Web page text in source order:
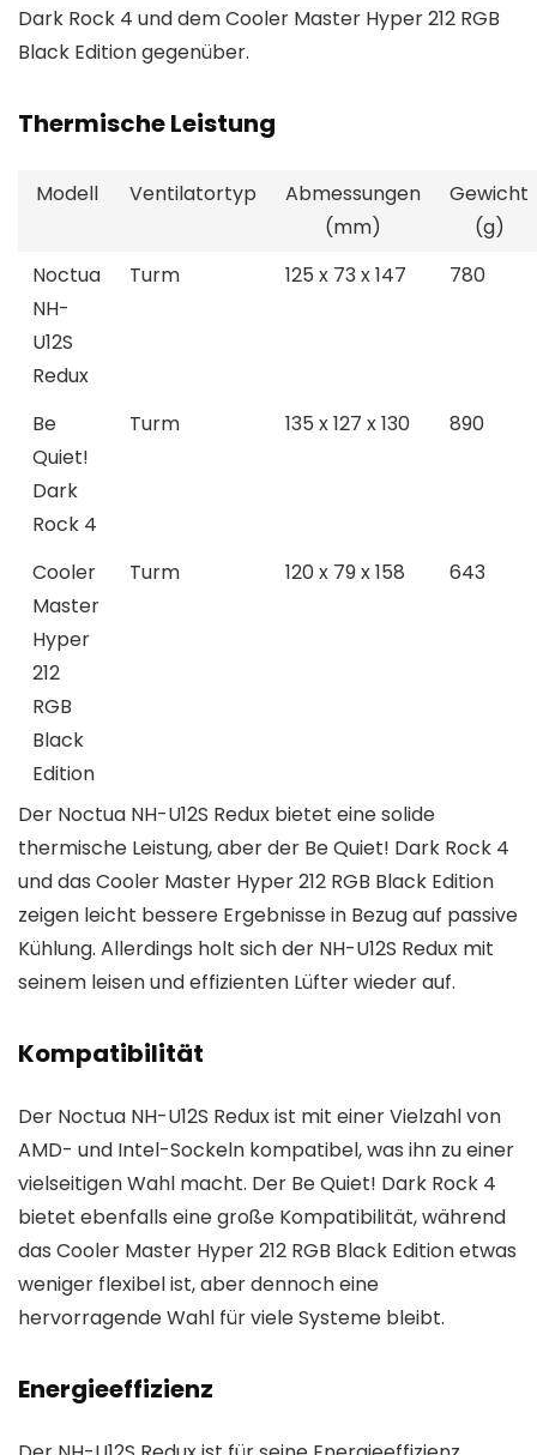
Dark Rock 4 und dem Cooler Master Hyper 212 RGB
Black Edition gegenüber.
Thermische Leistung
Modell Ventilatortyp
Abmessungen
(mm)
Gewicht
(g)
Noctua
NH-
U12S
Redux
Turm 125 x 73 x 147 780
Be
Quiet!
Dark
Rock 4
Turm 135 x 127 x 130 890
Cooler
Master
Hyper
212
RGB
Black
Edition
Turm 120 x 79 x 158 643
Der Noctua NH-U12S Redux bietet eine solide
thermische Leistung, aber der Be Quiet! Dark Rock 4
und das Cooler Master Hyper 212 RGB Black Edition
zeigen leicht bessere Ergebnisse in Bezug auf passive
Kühlung. Allerdings holt sich der NH-U12S Redux mit
seinem leisen und effizienten Lüfter wieder auf.
Kompatibilität
Der Noctua NH-U12S Redux ist mit einer Vielzahl von
AMD- und Intel-Sockeln kompatibel, was ihn zu einer
vielseitigen Wahl macht. Der Be Quiet! Dark Rock 4
bietet ebenfalls eine große Kompatibilität, während
das Cooler Master Hyper 212 RGB Black Edition etwas
weniger flexibel ist, aber dennoch eine
hervorragende Wahl für viele Systeme bleibt.
Energieeffizienz